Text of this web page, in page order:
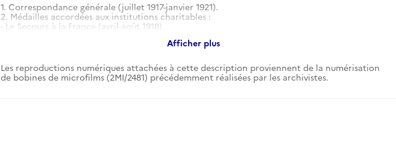
1. Correspondance générale (juillet 1917-janvier 1921).
2. Médailles accordées aux institutions charitables :
- Le Secours à la France (avril-août 1918).
- Société française de bienfaisance de Shreveport (octobre 1917-août 1919).
Afficher plus
Les reproductions numériques attachées à cette description proviennent de la numérisation
de bobines de microfilms (2MI/2481) précédemment réalisées par les archivistes.